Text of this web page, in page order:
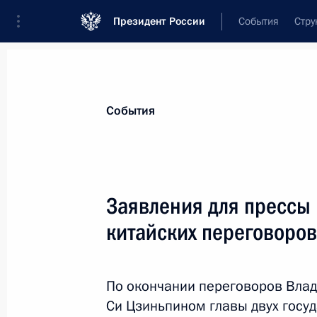
Президент России События
События
Заявления для
китайских переговоров
По окончании переговоров
Си Цзиньпином главы двух